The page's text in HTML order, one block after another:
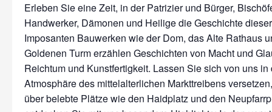
Erleben Sie eine Zeit, in der Patrizier und Bürger,
Handwerker, Dämonen und Heilige die Geschichte
Imposanten Bauwerken wie der Dom, das Alte Rathaus
Goldenen Turm erzählen Geschichten von Macht und
Reichtum und Kunstfertigkeit. Lassen Sie sich von uns
Atmosphäre des mittelalterlichen Markttreibens
über belebte Plätze wie den Haidplatz und den